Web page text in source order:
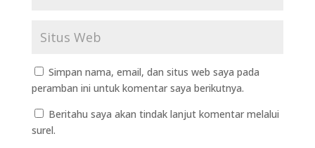
Simpan nama, email, dan situs web saya pada
peramban ini untuk komentar saya berikutnya.
Beritahu saya akan tindak lanjut komentar melalui
surel.